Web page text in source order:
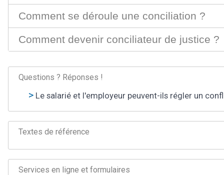
Comment se déroule une conciliation ?
Comment devenir conciliateur de justice ?
Questions ? Réponses !
Le salarié et l'employeur peuvent-ils régler un
Textes de référence
Services en ligne et formulaires